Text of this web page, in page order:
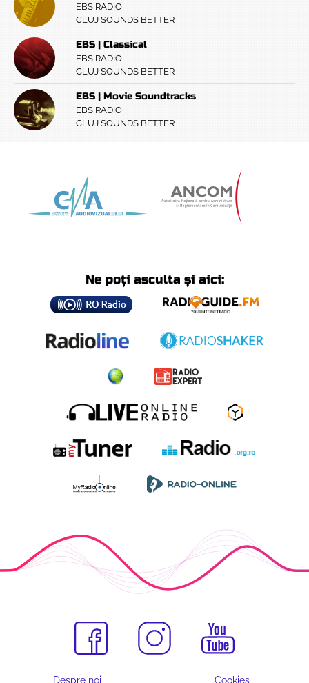
EBS RADIO
CLUJ SOUNDS BETTER
EBS | Classical
EBS RADIO
CLUJ SOUNDS BETTER
EBS | Movie Soundtracks
EBS RADIO
CLUJ SOUNDS BETTER
Ne poți asculta și aici:
Despre noi Cookies